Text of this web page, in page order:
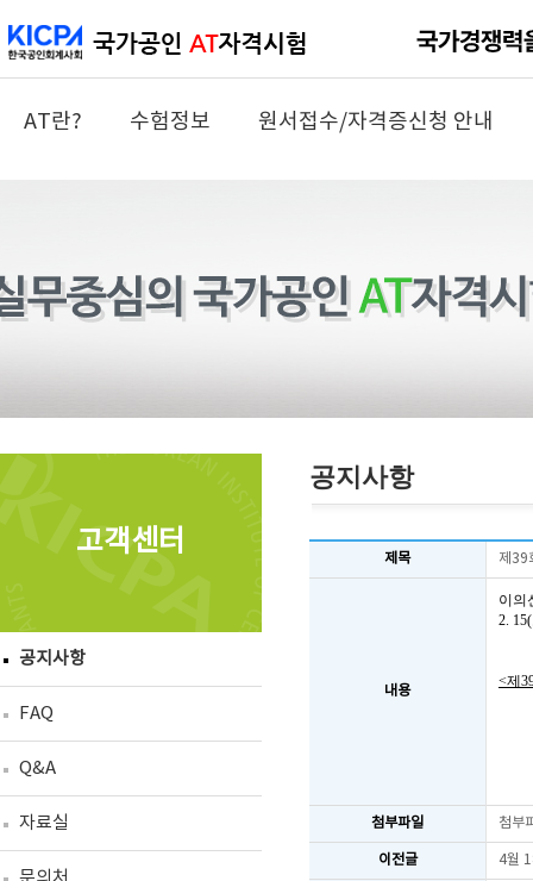
AT란? 수험정보 원서접수/자격증신청 안내
고객센터
공지사항
FAQ
Q&A
자료실
공지사항
제목 제39
내용
이의
2.
<제
첨부파일 첨부
이전글 4월